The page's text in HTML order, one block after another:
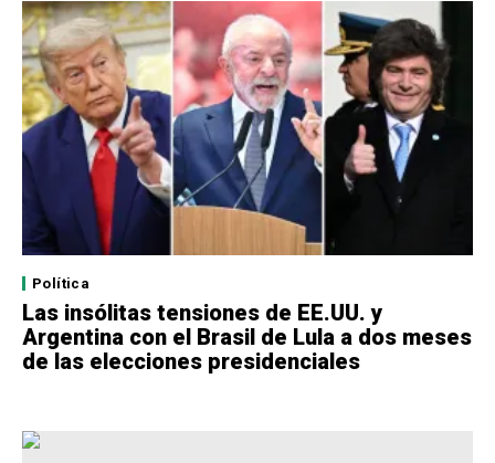
Política
Las insólitas tensiones de EE.UU. y
Argentina con el Brasil de Lula a dos meses
de las elecciones presidenciales